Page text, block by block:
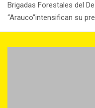
Brigadas Forestales del
“Arauco”intensifican su